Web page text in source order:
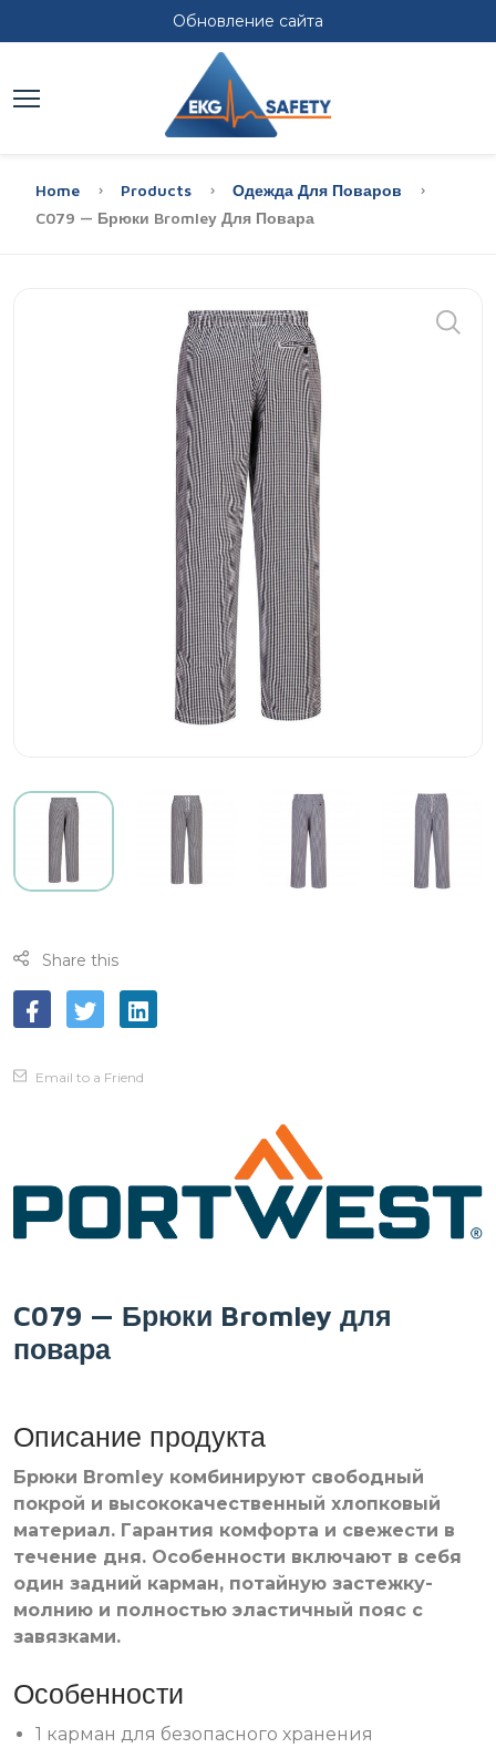
Обновление сайта
Home Products
Одежда Для Поваров
C079 — Брюки Bromley Для Повара
Share this
Email to a Friend
C079 — Брюки Bromley для
повара
Описание продукта
Брюки Bromley комбинируют свободный
покрой и высококачественный хлопковый
материал. Гарантия комфорта и свежести в
течение дня. Особенности включают в себя
один задний карман, потайную застежку-
молнию и полностью эластичный пояс с
завязками.
Особенности
1 карман для безопасного хранения